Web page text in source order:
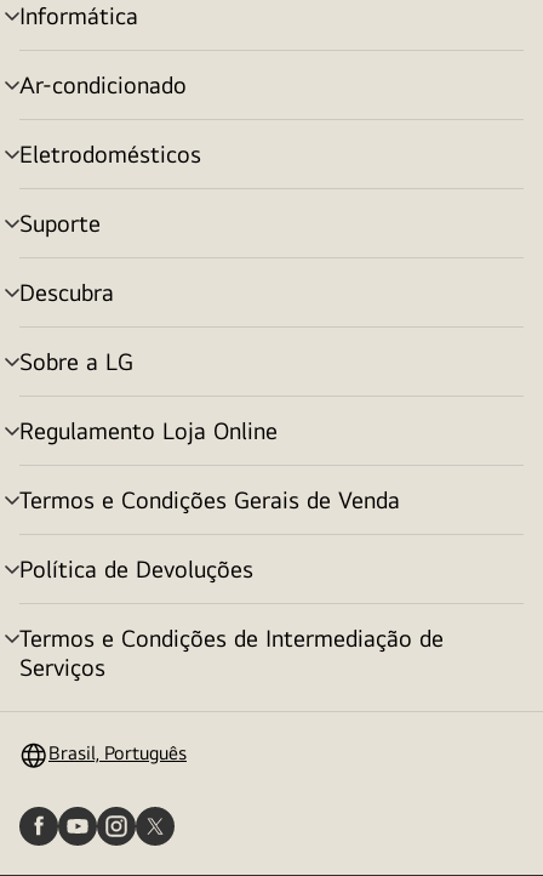
Informática
alternar
menu
Ar-condicionado
alternar
menu
Eletrodomésticos
alternar
menu
Suporte
alternar
menu
Descubra
alternar
menu
Sobre a LG
alternar
menu
Regulamento Loja Online
alternar
menu
Termos e Condições Gerais de Venda
alternar
menu
Política de Devoluções
alternar
menu
Termos e Condições de Intermediação de
Serviços
alternar
Brasil, Português